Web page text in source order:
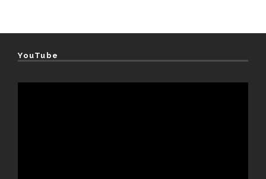
YouTube